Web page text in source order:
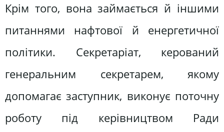
Крім того, вона займається й іншими
питаннями нафтової й енергетичної
політики. Секретаріат, керований
генеральним секретарем, якому
допомагає заступник, виконує поточну
роботу під керівництвом Ради